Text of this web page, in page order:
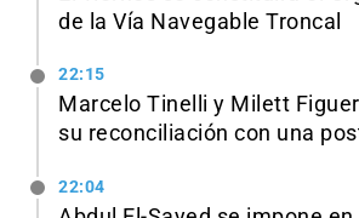
de la Vía Navegable Troncal
22:15
Marcelo Tinelli y Milett
su reconciliación con una
22:04